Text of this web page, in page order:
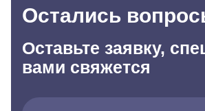
Остались
Оставьте заявку,
вами свяжется